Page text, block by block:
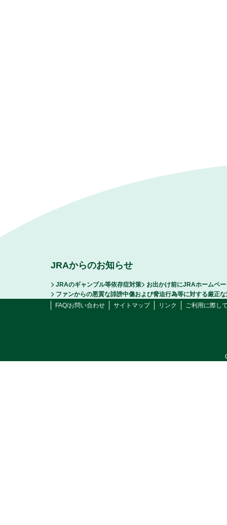
JRAからのお知らせ
JRAのギャンブル等依存症対策
お出かけ前にJRAホームペ
ファンからの悪質な誹謗中傷および脅迫行為等に対する厳正
FAQ/お問い合わせ
サイトマップ リンク ご利用に際し